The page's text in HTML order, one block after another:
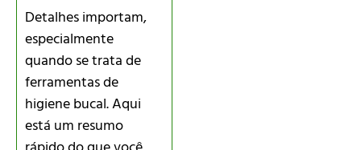
Detalhes importam,
especialmente
quando se trata de
ferramentas de
higiene bucal. Aqui
está um resumo